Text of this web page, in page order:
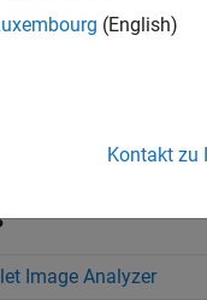
Image Analyzer
(English)
Kontakt zu